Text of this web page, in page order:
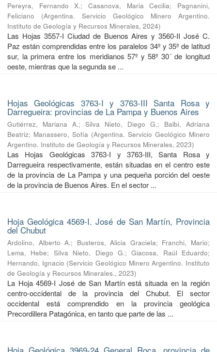
Pereyra, Fernando X.;Casanova, Maria Cecilia; Pagnanini,
Feliciano
(Argentina. Servicio Geológico Minero Argentino.
Instituto de Geología y Recursos Minerales, 2024)
Las Hojas 3557-I Ciudad de Buenos Aires y 3560-II José C.
Paz están comprendidas entre los paralelos 34º y 35º de latitud
sur, la primera entre los meridianos 57º y 58º 30´ de longitud
oeste, mientras que la segunda se ...
Hojas Geológicas 3763-I y 3763-III Santa Rosa y
Darregueira: provincias de La Pampa y Buenos Aires
Gutiérrez, Mariana A.; Silva Nieto, Diego G.; Balbi, Adriana
Beatriz; Manassero, Sofía (Argentina. Servicio Geológico Minero
Argentino. Instituto de Geología y Recursos Minerales, 2023)
Las Hojas Geológicas 3763-I y 3763-III, Santa Rosa y
Darregueira respectivamente, están situadas en el centro este
de la provincia de La Pampa y una pequeña porción del oeste
de la provincia de Buenos Aires. En el sector ...
Hoja Geológica 4569-I. José de San Martín, Provincia
del Chubut
Ardolino, Alberto A.; Busteros, Alicia Graciela; Franchi, Mario;
Lema, Hebe; Silva Nieto, Diego G.;Giacosa, Raúl Eduardo;
Hernando, Ignacio (Servicio Geológico Minero Argentino. Instituto
de Geología y Recursos Minerales., 2023)
La Hoja 4569-I José de San Martín está situada en la región
centro-occidental de la provincia del Chubut. El sector
occidental está comprendido en la provincia geológica
Precordillera Patagónica, en tanto que parte de las ...